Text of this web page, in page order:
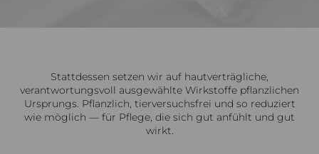
Stattdessen setzen wir auf hautverträgliche,
verantwortungsvoll ausgewählte Wirkstoffe pflanzlichen
Ursprungs. Pflanzlich, tierversuchsfrei und so reduziert
wie möglich — für Pflege, die sich gut anfühlt und gut
wirkt.